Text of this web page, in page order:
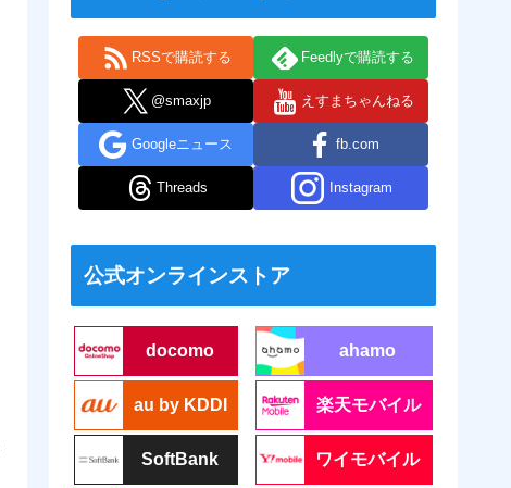
RSSで購読する Feedlyで購読する
@smaxjp えすまちゃんねる
Googleニュース fb.com
Threads Instagram
公式オンラインストア
docomo ahamo
au by KDDI 楽天モバイル
SoftBank ワイモバイル